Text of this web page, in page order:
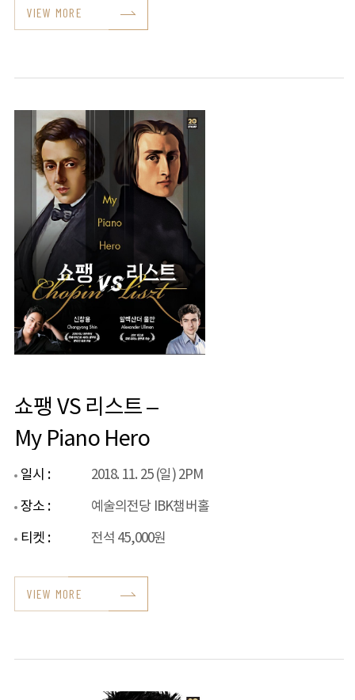
VIEW MORE
쇼팽 VS 리스트 –
My Piano Hero
일시 :
2018. 11. 25 (일) 2PM
장소 :
예술의전당 IBK챔버홀
티켓 :
전석 45,000원
VIEW MORE